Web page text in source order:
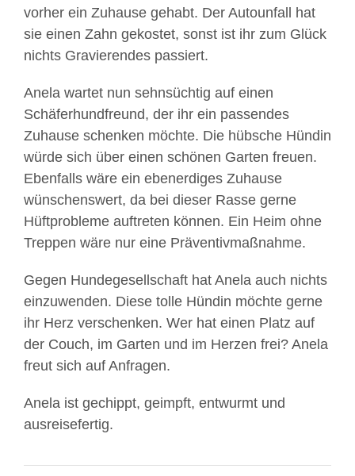
vorher ein Zuhause gehabt. Der Autounfall hat
sie einen Zahn gekostet, sonst ist ihr zum Glück
nichts Gravierendes passiert.
Anela wartet nun sehnsüchtig auf einen
Schäferhundfreund, der ihr ein passendes
Zuhause schenken möchte. Die hübsche Hündin
würde sich über einen schönen Garten freuen.
Ebenfalls wäre ein ebenerdiges Zuhause
wünschenswert, da bei dieser Rasse gerne
Hüftprobleme auftreten können. Ein Heim ohne
Treppen wäre nur eine Präventivmaßnahme.
Gegen Hundegesellschaft hat Anela auch nichts
einzuwenden. Diese tolle Hündin möchte gerne
ihr Herz verschenken. Wer hat einen Platz auf
der Couch, im Garten und im Herzen frei? Anela
freut sich auf Anfragen.
Anela ist gechippt, geimpft, entwurmt und
ausreisefertig.
Mit
dem
Laden
des
Videos
Sie
die
von